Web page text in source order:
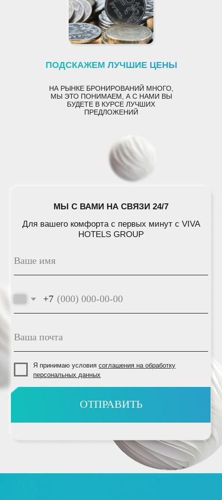
НА РЫНКЕ БРОНИРОВАНИЙ МНОГО,
МЫ ЭТО ПОНИМАЕМ, А С НАМИ ВЫ
БУДЕТЕ В КУРСЕ ЛУЧШИХ
ПРЕДЛОЖЕНИЙ
ПОДСКАЖЕМ ЛУЧШИЕ ЦЕНЫ
Я принимаю условиясоглашения на обработку
HOTELS GROUP
freepik.com
ПАРТНЕРЫ
"VIVA HOTELS GROUP"
ВАКАНСИИ
+7 (862) 230 61 20
reservation@viva-hotels.ru
PROSHIN PRODUCTION